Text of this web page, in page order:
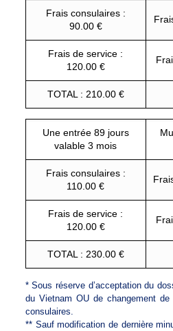
Frais consulaires :
90.00 €
Frais de service :
120.00 €
TOTAL : 210.00 €
Une entrée 89 jours
valable 3 mois
Frais consulaires :
110.00 €
Frais de service :
120.00 €
TOTAL : 230.00 €
* Sous réserve d’acceptation du
du Vietnam OU de changement
consulaires.
** Sauf modification de dernière